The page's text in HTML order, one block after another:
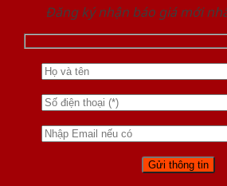
Đăng ký nhận báo giá mới